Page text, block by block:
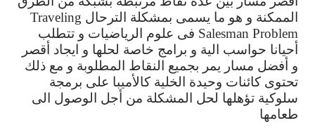
الممكنة و هو ما يسمى بمشكلة الترحال Traveling
Salesman Problem فى علوم الرياضيات و تتطلب
أحيانا حواسب الية و برامج خاصة لحلها و ايجاد أقصر
و أفضل مسار يمر بجميع النقاط المطلوبة و مع ذلك
تحتوى كائنات وحيدة الخلية كالأميبا على برمجة
سلوكية تؤهلها لحل المشكلة من أجل الوصول
الى
طعامها